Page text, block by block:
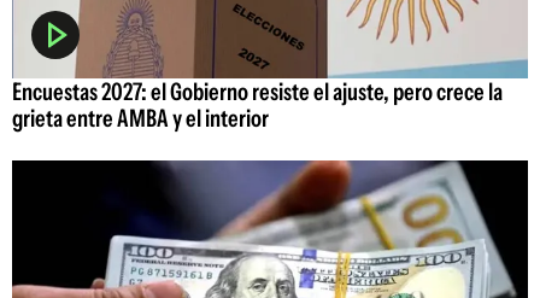
Encuestas 2027: el Gobierno resiste el ajuste, pero crece la
grieta entre AMBA y el interior